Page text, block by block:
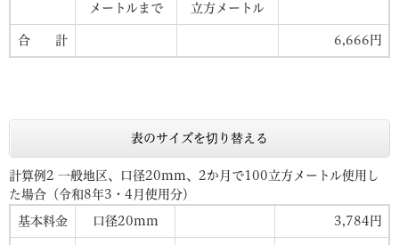
メートルまで
立方メートル
合 計 6,666円
表のサイズを切り替える
計算例2 一般地区、口径20mm、2か月で100立方メートル使用し
た場合（令和8年3・4月使用分）
基本料金 口径20mm 3,784円